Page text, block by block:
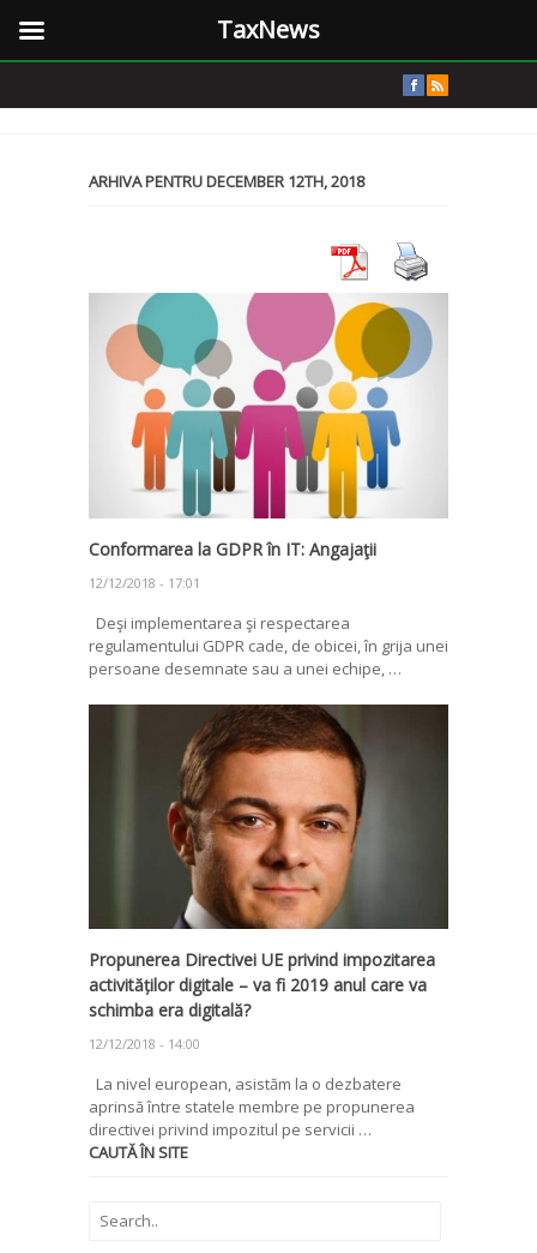
ARHIVA PENTRU DECEMBER 12TH, 2018
Conformarea la GDPR în IT: Angajaţii
12/12/2018 - 17:01
Deşi implementarea şi respectarea
regulamentului GDPR cade, de obicei, în grija unei
persoane desemnate sau a unei echipe, …
Propunerea Directivei UE privind impozitarea
activităților digitale – va fi 2019 anul care va
schimba era digitală?
12/12/2018 - 14:00
La nivel european, asistăm la o dezbatere
aprinsă între statele membre pe propunerea
directivei privind impozitul pe servicii …
CAUTĂ ÎN SITE
TaxNews